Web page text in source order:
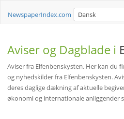
NewspaperIndex.com Dansk
Aviser og Dagblade i
Aviser fra Elfenbenskysten. Her kan du
og nyhedskilder fra Elfenbenskysten.
deres daglige dækning af aktuelle
økonomi og internationale anliggender